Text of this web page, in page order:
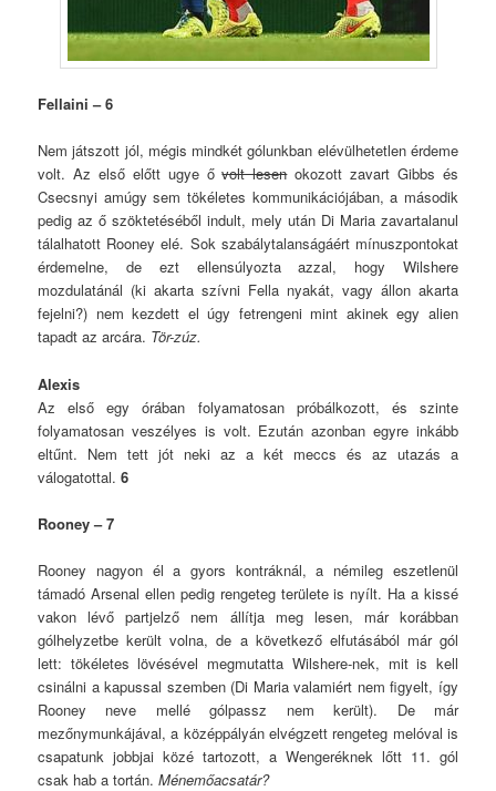
Fellaini – 6
Nem játszott jól, mégis mindkét gólunkban elévülhetetlen érdeme
volt. Az első előtt ugye ővolt lesenokozott zavart Gibbs és
Csecsnyi amúgy sem tökéletes kommunikációjában, a második
pedig az ő szöktetéséből indult, mely után Di Maria zavartalanul
tálalhatott Rooney elé. Sok szabálytalanságáért mínuszpontokat
érdemelne, de ezt ellensúlyozta azzal, hogy Wilshere
mozdulatánál (ki akarta szívni Fella nyakát, vagy állon akarta
fejelni?) nem kezdett el úgy fetrengeni mint akinek egy alien
tapadt az arcára. Tör-zúz.
Alexis
Az első egy órában folyamatosan próbálkozott, és szinte
folyamatosan veszélyes is volt. Ezután azonban egyre inkább
eltűnt. Nem tett jót neki az a két meccs és az utazás a
válogatottal.6
Rooney – 7
Rooney nagyon él a gyors kontráknál, a némileg eszetlenül
támadó Arsenal ellen pedig rengeteg területe is nyílt. Ha a kissé
vakon lévő partjelző nem állítja meg lesen, már korábban
gólhelyzetbe került volna, de a következő elfutásából már gól
lett: tökéletes lövésével megmutatta Wilshere-nek, mit is kell
csinálni a kapussal szemben (Di Maria valamiért nem figyelt, így
Rooney neve mellé gólpassz nem került). De már
mezőnymunkájával, a középpályán elvégzett rengeteg melóval is
csapatunk jobbjai közé tartozott, a Wengeréknek lőtt 11. gól
csak hab a tortán.Ménemőacsatár?